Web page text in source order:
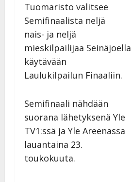
Tuomaristo valitsee
Semifinaalista neljä
nais- ja neljä
mieskilpailijaa Seinäjoella
käytävään
Laulukilpailun Finaaliin.
Semifinaali nähdään
suorana lähetyksenä Yle
TV1:ssä ja Yle Areenassa
lauantaina 23.
toukokuuta.